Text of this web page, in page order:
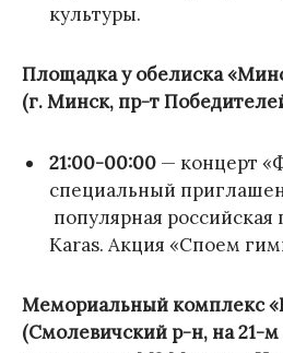
культуры.
Площадка у обелиска
(г. Минск, пр-т
21:00-00:00 — концерт
специальный
популярная российская
Karas. Акция «Споем
Мемориальный комплекс
(Смолевичский р-н, на 21-